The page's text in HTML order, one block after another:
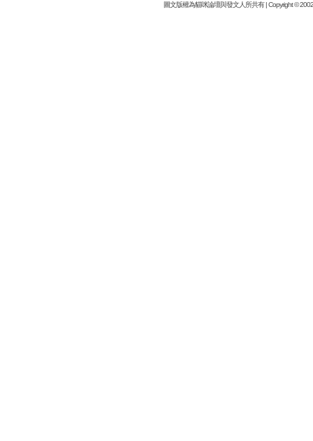
圖文版權為貓咪論壇與發文人所共有 | Copyright ©